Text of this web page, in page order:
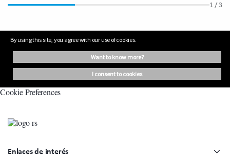
1 / 3
By using this site, you agree with our use of cookies.
want to know more?
i consent to cookies
Cookie Preferences
Enlaces de interés